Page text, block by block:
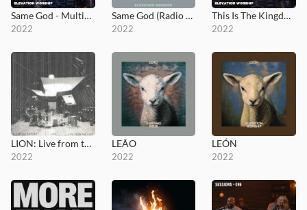
Same God - MultiTracks.com Session
2022
Same God (Radio Version)
2022
This Is The Kingdom - MultiTracks.com Session
2022
LION: Live from the Loft
2022
LEÃO
2022
LEÓN
2022